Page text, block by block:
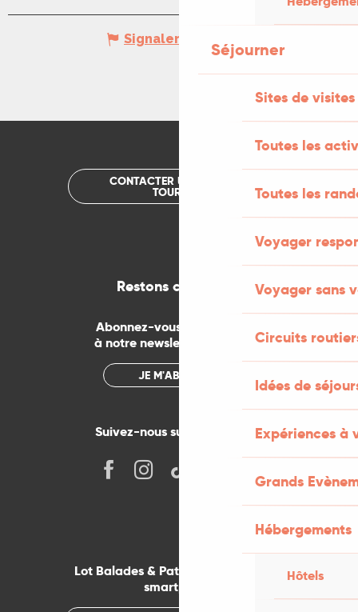
Séjourner
Sites de visites
Toutes les
Toutes les
Voyager
Voyager sans
Circuits
Idées de
Expériences à
Grands
Hébergements
Hôtels
Signaler une erreur
CONTACTER UN OFFICE DE
TOURISME
Restons connectés
Abonnez-vous gratuitement
à notre newsletter mensuelle
JE M'ABONNE
Suivez-nous sur les réseaux !
Lot Balades & Patrimoines sur votre
smartphone